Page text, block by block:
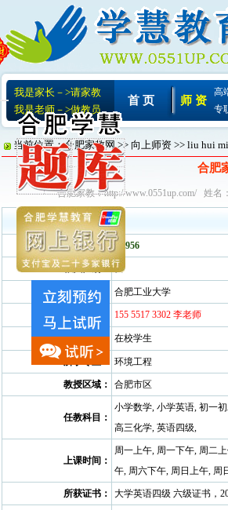
我是家长－>请家教
我是老师－>做教员
首 页 师 资
高
专
当前位置：合肥家教网>> 向上师资 >> liu hui
合肥
合肥家教：http://www.0551up.com/ 姓名
教员编号： T5956
教员性别： 女
所在学校： 合肥工业大学
联系电话： 155 5517 3302 李老师
目前身份： 在校学生
所学专业： 环境工程
教授区域： 合肥市区
任教科目：
小学数学, 小学英语, 初一
高三化学, 英语四级,
上课时间：
周一上午, 周一下午, 周二
午, 周六下午, 周日上午, 周
所获证书： 大学英语四级 六级证书，